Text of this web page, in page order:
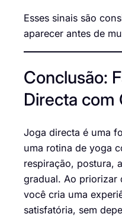
Esses sinais são
aparecer antes de
Conclusão:
Directa com
Joga directa é uma
uma rotina de yoga
respiração, postura,
gradual. Ao priorizar
você cria uma
satisfatória, sem